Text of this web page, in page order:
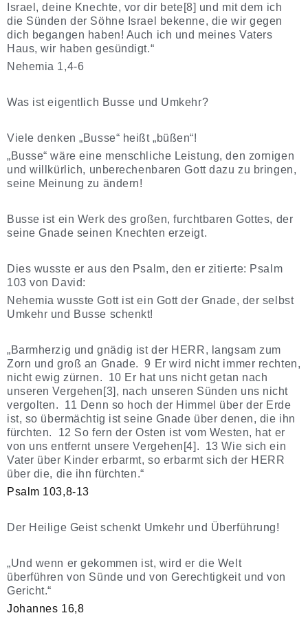
Israel, deine Knechte, vor dir bete[8] und mit dem ich
die Sünden der Söhne Israel bekenne, die wir gegen
dich begangen haben! Auch ich und meines Vaters
Haus, wir haben gesündigt.“
Nehemia 1,4-6
Was ist eigentlich Busse und Umkehr?
Viele denken „Busse“ heißt „büßen“!
„Busse“ wäre eine menschliche Leistung, den zornigen
und willkürlich, unberechenbaren Gott dazu zu bringen,
seine Meinung zu ändern!
Busse ist ein Werk des großen, furchtbaren Gottes, der
seine Gnade seinen Knechten erzeigt.
Dies wusste er aus den Psalm, den er zitierte: Psalm
103 von David:
Nehemia wusste Gott ist ein Gott der Gnade, der selbst
Umkehr und Busse schenkt!
„Barmherzig und gnädig ist der HERR, langsam zum
Zorn und groß an Gnade. 9 Er wird nicht immer rechten,
nicht ewig zürnen. 10 Er hat uns nicht getan nach
unseren Vergehen[3], nach unseren Sünden uns nicht
vergolten. 11 Denn so hoch der Himmel über der Erde
ist, so übermächtig ist seine Gnade über denen, die ihn
fürchten. 12 So fern der Osten ist vom Westen, hat er
von uns entfernt unsere Vergehen[4]. 13 Wie sich ein
Vater über Kinder erbarmt, so erbarmt sich der HERR
über die, die ihn fürchten.“
Psalm 103,8-13
Der Heilige Geist schenkt Umkehr und Überführung!
„Und wenn er gekommen ist, wird er die Welt
überführen von Sünde und von Gerechtigkeit und von
Gericht.“
Johannes 16,8